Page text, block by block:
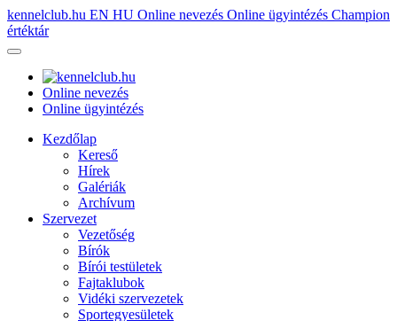
kennelclub.hu EN HU Online nevezés Online ügyintézés Champion
értéktár
Online nevezés
Online ügyintézés
Kezdőlap
Kereső
Hírek
Galériák
Archívum
Szervezet
Vezetőség
Bírók
Bírói testületek
Fajtaklubok
Vidéki szervezetek
Sportegyesületek